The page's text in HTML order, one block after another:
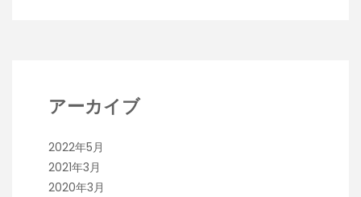
アーカイブ
2022年5月
2021年3月
2020年3月